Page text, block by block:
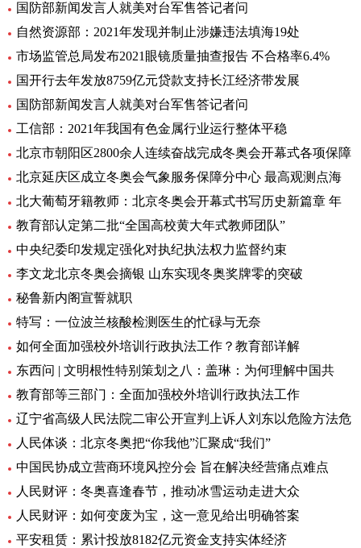
国防部新闻发言人就美对台军售答记者问
自然资源部：2021年发现并制止涉嫌违法填海19处
市场监管总局发布2021眼镜质量抽查报告 不合格率6.4%
国开行去年发放8759亿元贷款支持长江经济带发展
国防部新闻发言人就美对台军售答记者问
工信部：2021年我国有色金属行业运行整体平稳
北京市朝阳区2800余人连续奋战完成冬奥会开幕式各项保障
北京延庆区成立冬奥会气象服务保障分中心 最高观测点海
北大葡萄牙籍教师：北京冬奥会开幕式书写历史新篇章 年
教育部认定第二批“全国高校黄大年式教师团队”
中央纪委印发规定强化对执纪执法权力监督约束
李文龙北京冬奥会摘银 山东实现冬奥奖牌零的突破
秘鲁新内阁宣誓就职
特写：一位波兰核酸检测医生的忙碌与无奈
如何全面加强校外培训行政执法工作？教育部详解
东西问 | 文明根性特别策划之八：盖琳：为何理解中国共
教育部等三部门：全面加强校外培训行政执法工作
辽宁省高级人民法院二审公开宣判上诉人刘东以危险方法危
人民体谈：北京冬奥把“你我他”汇聚成“我们”
中国民协成立营商环境风控分会 旨在解决经营痛点难点
人民财评：冬奥喜逢春节，推动冰雪运动走进大众
人民财评：如何变废为宝，这一意见给出明确答案
平安租赁：累计投放8182亿元资金支持实体经济